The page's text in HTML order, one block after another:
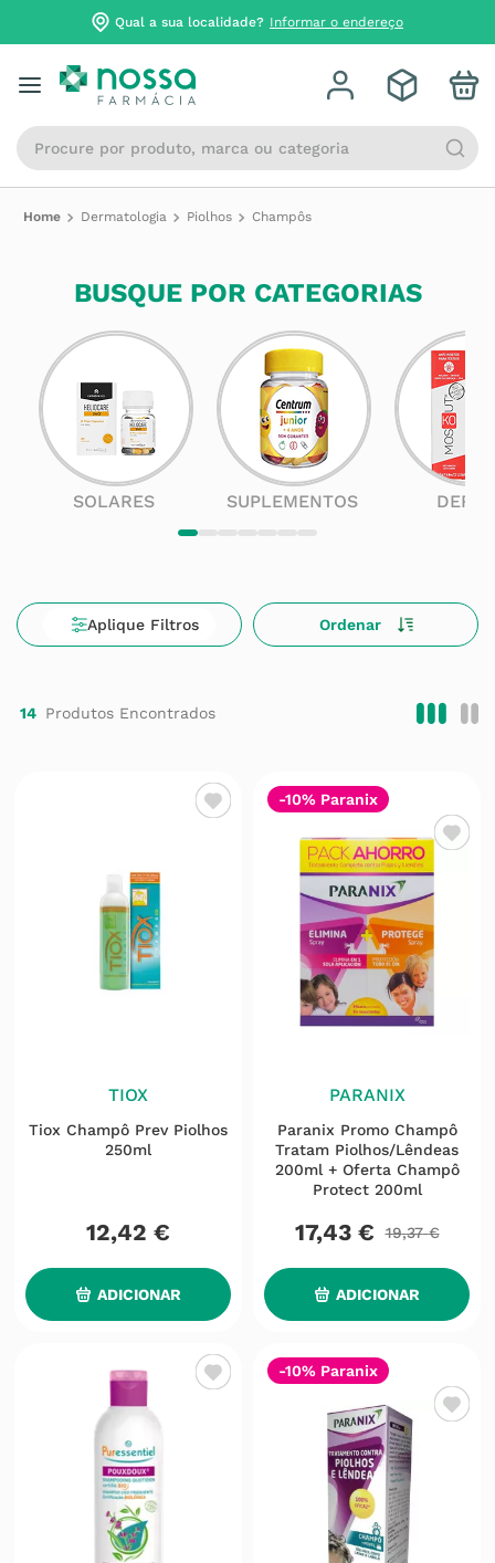
Qual a sua localidade? Informar o endereço
Procure por produto, marca ou categoria
Dermatologia Piolhos Champôs
BUSQUE POR CATEGORIAS
SOLARES SUPLEMENTOS
14
TIOX
Tiox Champô Prev Piolhos
250ml
12,42 €
ADICIONAR
-10% Paranix
PARANIX
Paranix Promo Champô
Tratam Piolhos/lêndeas
200ml + Oferta Champô
Protect 200ml
19,37 €
17,43 €
ADICIONAR
-10% Paranix